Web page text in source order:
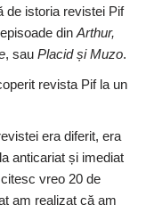
de istoria revistei Pif
din Arthur,
, sau Placid și Muzo.
revista Pif la un
era diferit, era
anticariat și imediat
vreo 20 de
am realizat că am